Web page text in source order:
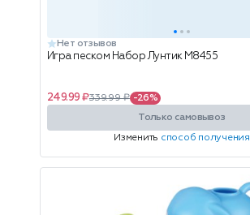
Нет отзывов
Игра песком Набор Лунтик М8455
249.99 ₽339.99 ₽ -26%
Только самовывоз
Изменить способ получения